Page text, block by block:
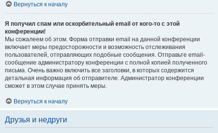
Вернуться к началу
Я получил спам или оскорбительный email от кого-то с этой
конференции!
Мы сожалеем об этом. Форма отправки email на данной конференции
включает меры предосторожности и возможность отслеживания
пользователей, отправляющих подобные сообщения. Отправьте email-
сообщение администратору конференции с полной копией полученного
письма. Очень важно включить все заголовки, в которых содержится
детальная информация об отправителе. Администратор конференции
сможет в этом случае принять меры.
Вернуться к началу
Друзья и недруги